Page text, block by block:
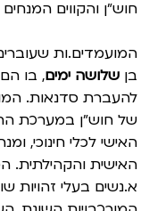
חוש"ן והקווים
המועמדים.ות
בן שלושה ימים, בו
להעברת סדנאות.
של חוש"ן במערכת
האישי לכלי חינוכי,
האישית והקהילתית.
א.נשים בעלי זהויות